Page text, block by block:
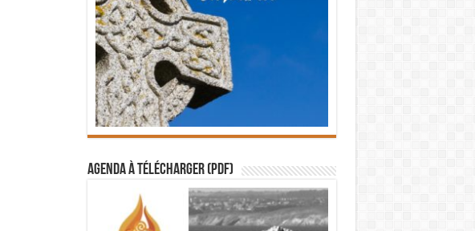
Agenda à télécharger (PDF)